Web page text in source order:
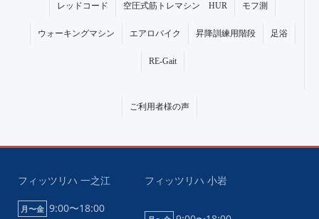
レッドコード 空圧式筋トレマシン HUR モフ測
ウォーキングマシン エアロバイク 昇降訓練用階段 足浴
RE-Gait
ご利用者様の声
フィッツリハ 一之江
月〜金 9:00〜18:00
フィッツリハ 小岩